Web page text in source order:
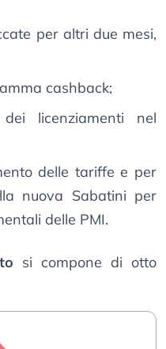
per altri due mesi,
cashback;
licenziamenti nel
delle tariffe e per
nuova Sabatini per
delle PMI.
si compone di otto